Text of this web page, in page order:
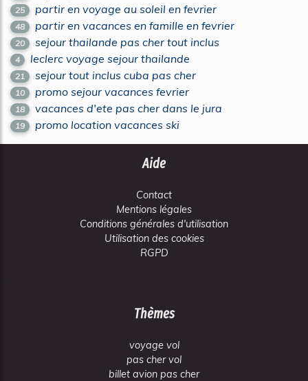
25 partir en voyage au soleil en fevrier
48 partir en vacances en famille en fevrier
20 sejour thailande pas cher tout inclus
4 leclerc voyage sejour thailande
21 sejour tout inclus cuba pas cher
10 promo sejour vacances fevrier
18 vacances d'ete pas cher dans le jura
19 promo location vacances ski
Aide
Contact
Mentions légales
Conditions générales d'utilisation
Utilisation des cookies
RGPD
Thèmes
voyage vol
pas cher vol
billet avion pas cher